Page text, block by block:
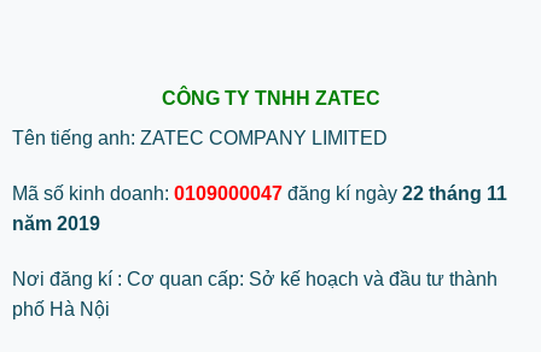
CÔNG TY TNHH ZATEC
Tên tiếng anh: ZATEC COMPANY LIMITED
Mã số kinh doanh: 0109000047 đăng kí ngày22 tháng 11
năm 2019
Nơi đăng kí : Cơ quan cấp: Sở kế hoạch và đầu tư thành
phố Hà Nội